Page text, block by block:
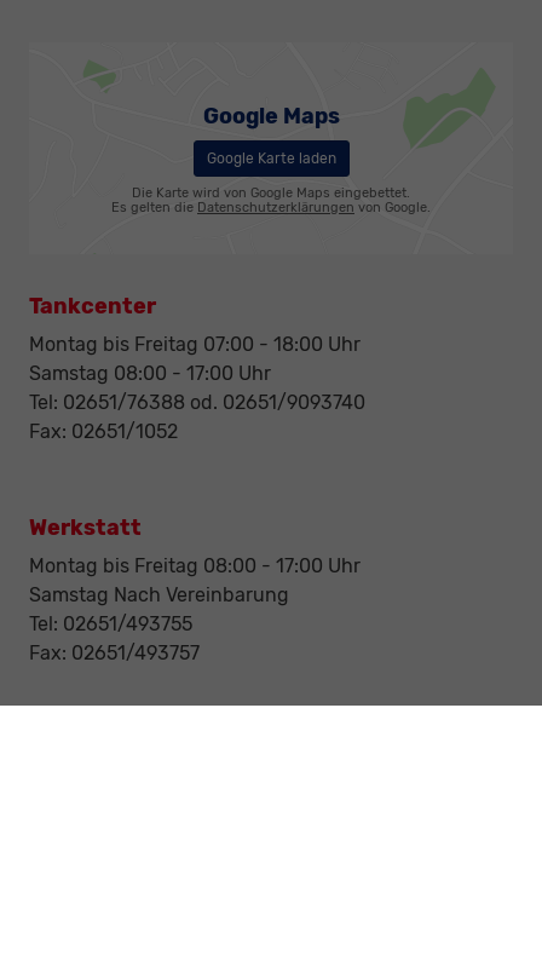
Google Maps
Google Karte laden
Die Karte wird von Google Maps eingebettet.
Es gelten die Datenschutzerklärungen von Google.
Tankcenter
Montag bis Freitag 07:00 - 18:00 Uhr
Samstag 08:00 - 17:00 Uhr
Tel: 02651/76388 od. 02651/9093740
Fax: 02651/1052
Werkstatt
Montag bis Freitag 08:00 - 17:00 Uhr
Samstag Nach Vereinbarung
Tel: 02651/493755
Fax: 02651/493757